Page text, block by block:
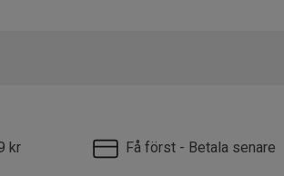
kr Få först - Betala senare